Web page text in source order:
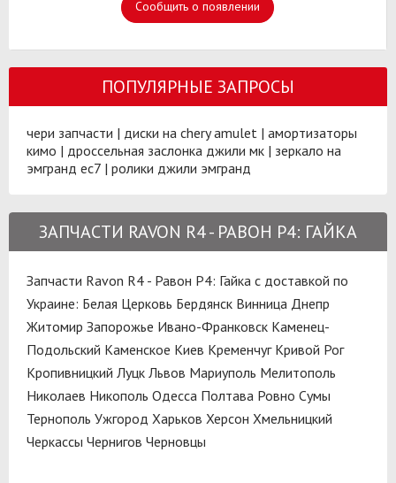
Сообщить о появлении
ПОПУЛЯРНЫЕ ЗАПРОСЫ
чери запчасти | диски на chery amulet | амортизаторы
кимо | дроссельная заслонка джили мк | зеркало на
эмгранд ес7 | ролики джили эмгранд
ЗАПЧАСТИ RAVON R4 - РАВОН Р4: ГАЙКА
Запчасти Ravon R4 - Равон Р4: Гайка с доставкой по
Украине: Белая Церковь Бердянск Винница Днепр
Житомир Запорожье Ивано-Франковск Каменец-
Подольский Каменское Киев Кременчуг Кривой Рог
Кропивницкий Луцк Львов Мариуполь Мелитополь
Николаев Никополь Одесса Полтава Ровно Сумы
Тернополь Ужгород Харьков Херсон Хмельницкий
Черкассы Чернигов Черновцы